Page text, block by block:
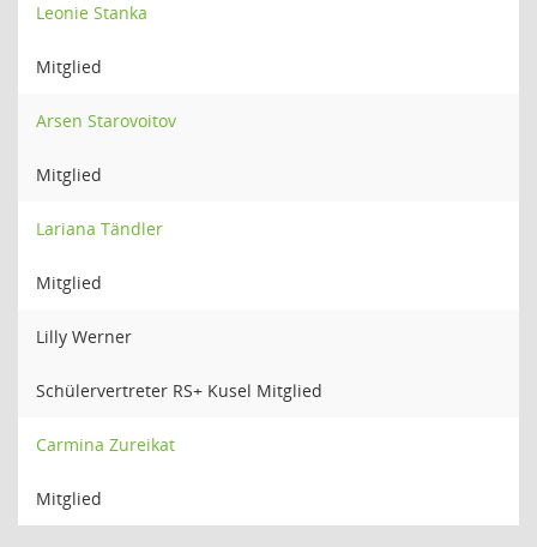
Leonie Stanka
Mitglied
Arsen Starovoitov
Mitglied
Lariana Tändler
Mitglied
Lilly Werner
Schülervertreter RS+ Kusel Mitglied
Carmina Zureikat
Mitglied